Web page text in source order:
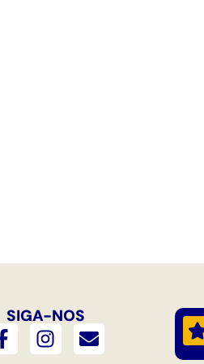
SIGA-NOS
F
a
I
n
E
n